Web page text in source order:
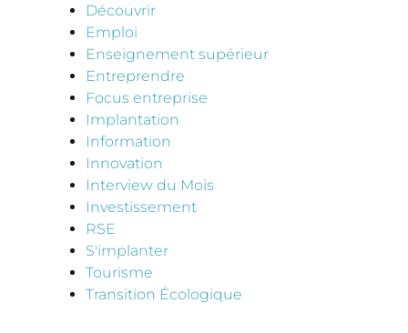
Découvrir
Emploi
Enseignement supérieur
Entreprendre
Focus entreprise
Implantation
Information
Innovation
Interview du Mois
Investissement
RSE
S'implanter
Tourisme
Transition Écologique